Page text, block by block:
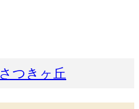
さつきヶ丘